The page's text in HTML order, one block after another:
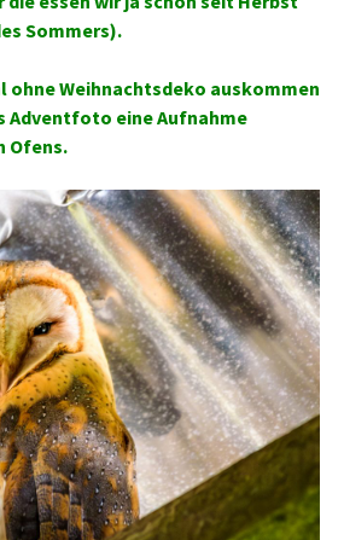
Sommers).
ohne Weihnachtsdeko auskommen
Adventfoto eine Aufnahme
Ofens.